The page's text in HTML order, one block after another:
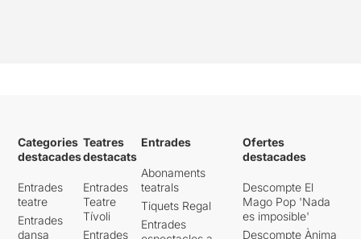
Categories
destacades
Entrades
teatre
Entrades
dansa
Teatres
destacats
Entrades
Teatre
Tívoli
Entrades
Entrades
Abonaments
teatrals
Tiquets Regal
Entrades
Ofertes
destacades
Descompte El
Mago Pop 'Nada
es imposible'
Descompte Ànima